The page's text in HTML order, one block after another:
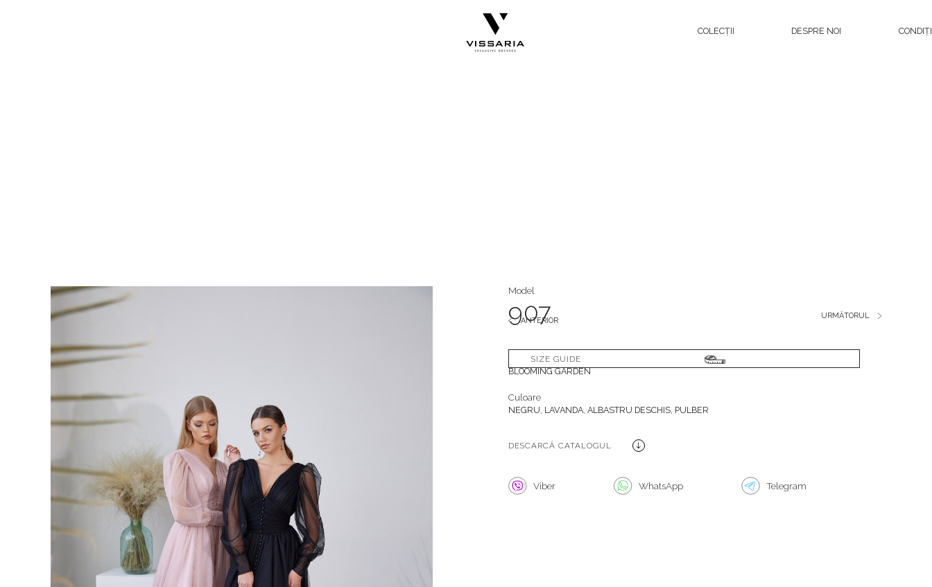
COLECȚII DESPRE NOI
Model
907
ANTERIOR
URMĂTORUL
Colectie
BLOOMING GARDEN
Culoare
NEGRU, LAVANDA, ALBASTRU DESCHIS, PULBER
SIZE GUIDE
DESCARCĂ CATALOGUL
Viber WhatsApp Telegram